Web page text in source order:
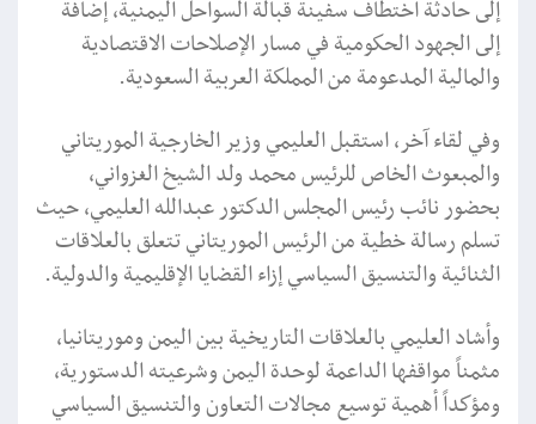
إلى حادثة اختطاف سفينة قبالة السواحل اليمنية، إضافة
إلى الجهود الحكومية في مسار الإصلاحات الاقتصادية
والمالية المدعومة من المملكة العربية السعودية.
وفي لقاء آخر، استقبل العليمي وزير الخارجية الموريتاني
والمبعوث الخاص للرئيس محمد ولد الشيخ الغزواني،
بحضور نائب رئيس المجلس الدكتور عبدالله العليمي، حيث
تسلم رسالة خطية من الرئيس الموريتاني تتعلق بالعلاقات
الثنائية والتنسيق السياسي إزاء القضايا الإقليمية والدولية.
وأشاد العليمي بالعلاقات التاريخية بين اليمن وموريتانيا،
مثمناً مواقفها الداعمة لوحدة اليمن وشرعيته الدستورية،
ومؤكداً أهمية توسيع مجالات التعاون والتنسيق السياسي